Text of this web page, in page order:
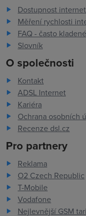
Dostupnost
Měření rychlosti
FAQ - často
Slovník
O společnosti
Kontakt
ADSL Internet
Kariéra
Ochrana osobních
Recenze dsl.cz
Pro partnery
Reklama
O2 Czech Republic
T-Mobile
Vodafone
Nejlevnější GSM